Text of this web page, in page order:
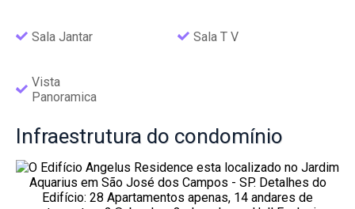
Sala Jantar Sala T V
Vista
Panoramica
Infraestrutura do condomínio